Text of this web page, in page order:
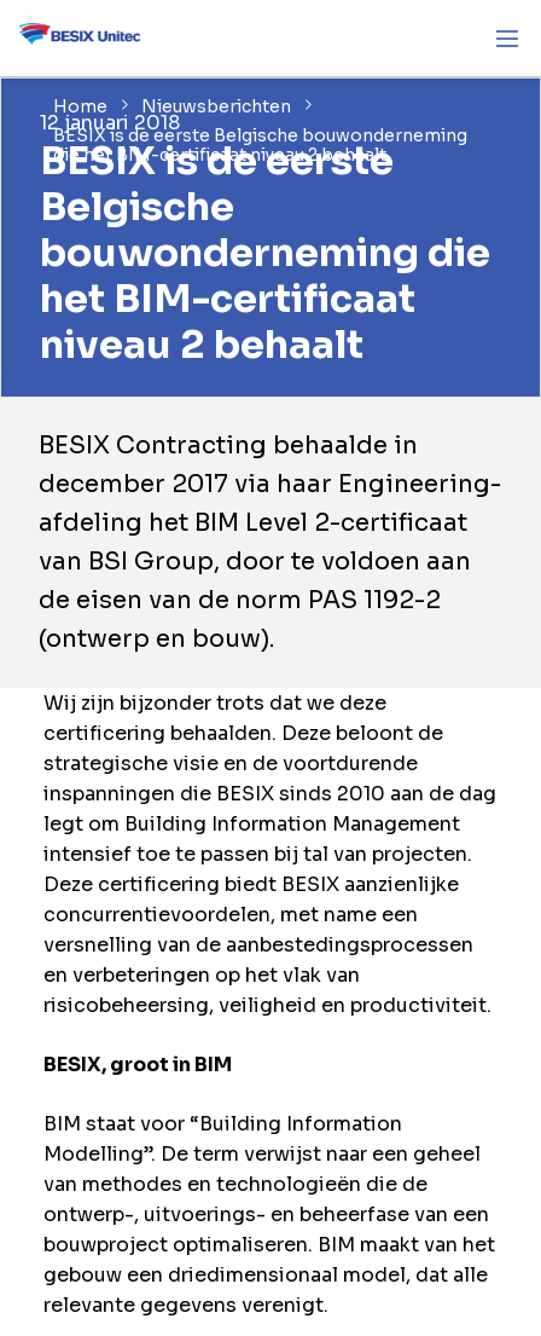
Home
Nieuwsberichten
BESIX is de eerste Belgische bouwonderneming
die het BIM-certificaat niveau 2 behaalt
12 januari 2018
BESIX is de eerste
Belgische
bouwonderneming die
het BIM-certificaat
niveau 2 behaalt
BESIX Contracting behaalde in
december 2017 via haar Engineering-
afdeling het BIM Level 2-certificaat
van BSI Group, door te voldoen aan
de eisen van de norm PAS 1192-2
(ontwerp en bouw).
Wij zijn bijzonder trots dat we deze
certificering behaalden. Deze beloont de
strategische visie en de voortdurende
inspanningen die BESIX sinds 2010 aan de dag
legt om Building Information Management
intensief toe te passen bij tal van projecten.
Deze certificering biedt BESIX aanzienlijke
concurrentievoordelen, met name een
versnelling van de aanbestedingsprocessen
en verbeteringen op het vlak van
risicobeheersing, veiligheid en productiviteit.
BESIX, groot in BIM
BIM staat voor “Building Information
Modelling”. De term verwijst naar een geheel
van methodes en technologieën die de
ontwerp-, uitvoerings- en beheerfase van een
bouwproject optimaliseren. BIM maakt van het
gebouw een driedimensionaal model, dat alle
relevante gegevens verenigt.